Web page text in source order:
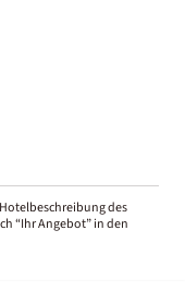
des
“Ihr Angebot” in den